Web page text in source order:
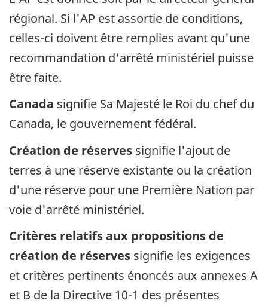
régional. Si l'AP est assortie de conditions,
celles-ci doivent être remplies avant qu'une
recommandation d'arrêté ministériel puisse
être faite.
Canada signifie Sa Majesté le Roi du chef du
Canada, le gouvernement fédéral.
Création de réserves signifie l'ajout de
terres à une réserve existante ou la création
d'une réserve pour une Première Nation par
voie d'arrêté ministériel.
Critères relatifs aux propositions de
création de réserves signifie les exigences
et critères pertinents énoncés aux annexes A
et B de la Directive 10-1 des présentes